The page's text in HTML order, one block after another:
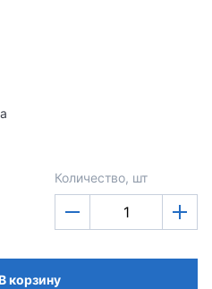
Количество, шт
корзину